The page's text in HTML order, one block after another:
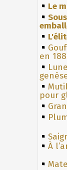
Le
en
pour
À